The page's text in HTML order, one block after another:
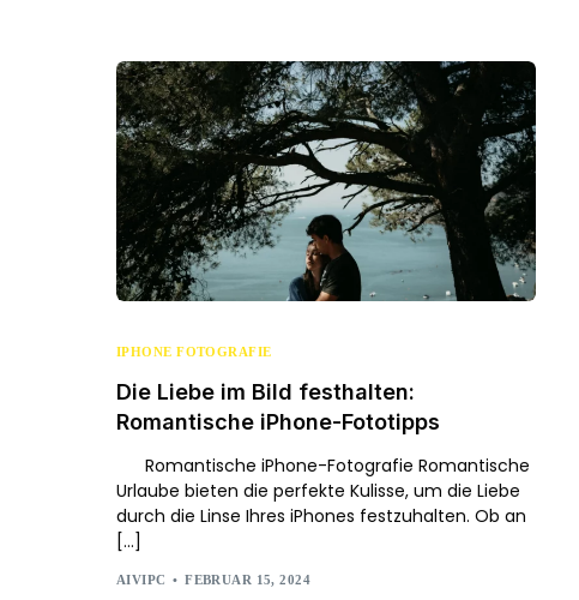
IPHONE FOTOGRAFIE
Die Liebe im Bild festhalten:
Romantische iPhone-Fototipps
Romantische iPhone-Fotografie Romantische
Urlaube bieten die perfekte Kulisse, um die Liebe
durch die Linse Ihres iPhones festzuhalten. Ob an
[…]
AIVIPC FEBRUAR 15, 2024